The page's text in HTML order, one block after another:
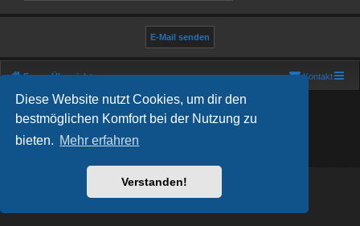
Diese Website nutzt Cookies, um dir den
bestmöglichen Komfort bei der Nutzung zu
bieten. Mehr erfahren
Verstanden!
Foren-Übersicht Kontakt
Powered byphpBB® Forum Software © phpBB Limited
Deutsche Übersetzung durchphpBB.de